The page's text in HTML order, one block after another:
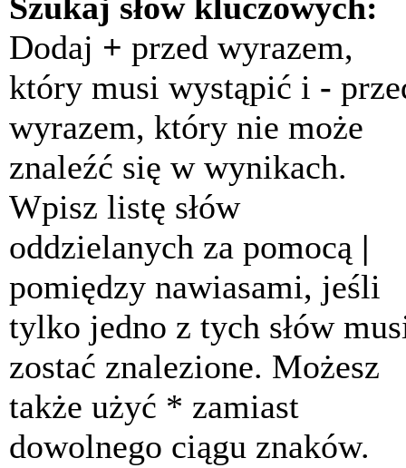
Dodaj + przed wyrazem,
który musi wystąpić i -
wyrazem, który nie może
znaleźć się w wynikach.
Wpisz listę słów
oddzielanych za pomocą |
pomiędzy nawiasami, jeśli
tylko jedno z tych słów
zostać znalezione. Możesz
także użyć * zamiast
dowolnego ciągu znaków.